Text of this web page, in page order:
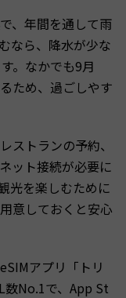
、年間を通して雨
なら、降水が少な
。なかでも9月
ため、過ごしやす
ストランの予約、
ット接続が必要に
光を楽しむために
意しておくと安心
アプリ「トリ
数No.1で、App St